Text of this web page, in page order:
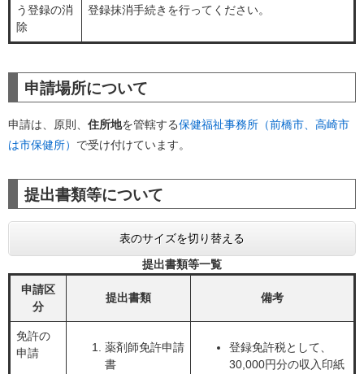
う登録の消
除
登録抹消手続きを行ってください。
申請場所について
申請は、原則、 住所地を管轄する保健福祉事務所（前橋市、高崎市
は市保健所） で受け付けています。
提出書類等について
表のサイズを切り替える
提出書類等一覧
申請区
分
提出書類 備考
免許の
申請
薬剤師免許申請
書
登録免許税として、
30,000円分の収入印紙